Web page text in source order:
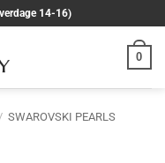
14-16)
0
/ SWAROVSKI PEARLS